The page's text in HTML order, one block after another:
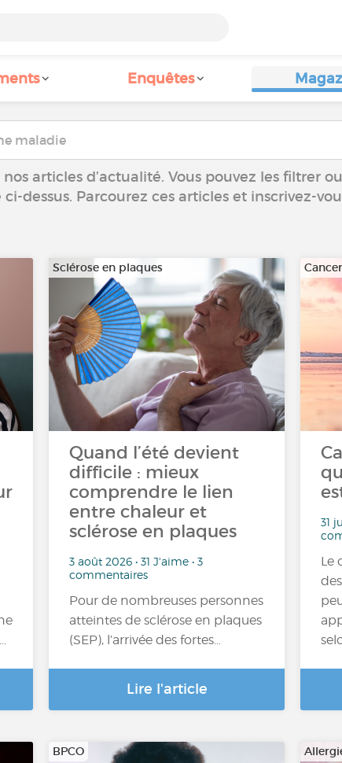
Enquêtes
articles d’actualité. Vous pouvez les filtrer
dessus. Parcourez ces articles et inscrivez-
Sclérose en plaques
Quand l’été devient
difficile : mieux
comprendre le lien
entre chaleur et
sclérose en plaques
3 août 2026 • 31 J'aime • 3
commentaires
Pour de nombreuses personnes
atteintes de sclérose en plaques
(SEP), l’arrivée des fortes…
Lire l'article
31
Le
BPCO